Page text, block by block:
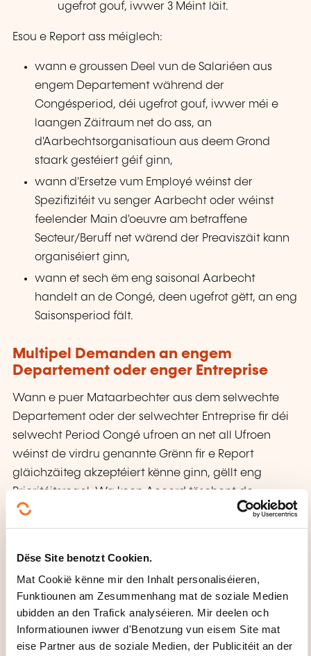
Dëse Site benotzt Cookien.
Mat Cookië kënne mir den Inhalt personaliséieren,
Funktiounen am Zesummenhang mat de soziale Medien
ubidden an den Trafick analyséieren. Mir deelen och
Informatiounen iwwer d'Benotzung vun eisem Site mat
eise Partner aus de soziale Medien, der Publicitéit an der
ugefrot gouf, iwwer 3 Méint läit.
Esou e Report ass méiglech:
wann e groussen Deel vun de Salariéen aus
engem Departement während der
Congésperiod, déi ugefrot gouf, iwwer méi e
laangen Zäitraum net do ass, an
d'Aarbechtsorganisatioun aus deem Grond
staark gestéiert géif ginn,
wann d'Ersetze vum Employé wéinst der
Spezifizitéit vu senger Aarbecht oder wéinst
feelender Main d'oeuvre am betraffene
Secteur/Beruff net wärend der Preaviszäit kann
organiséiert ginn,
wann et sech ëm eng saisonal Aarbecht
handelt an de Congé, deen ugefrot gëtt, an eng
Saisonsperiod fält.
Multipel Demanden an engem
Departement oder enger Entreprise
Wann e puer Mataarbechter aus dem selwechte
Departement oder der selwechter Entreprise fir déi
selwecht Period Congé ufroen an net all Ufroen
wéinst de virdru genannte Grënn fir e Report
gläichzäiteg akzeptéiert kënne ginn, gëllt eng
Prioritéitsregel. Wa keen Accord tëschent de
betraffenen Employéë konnt fonnt ginn, kritt deen
Employé mat derlängster Déngschtzäitan der Firma
DAUER PRO SALARIÉ
D'Héchstdauervun engem onbezuelte Congé
6 Méint ouni Ënnerbriechung